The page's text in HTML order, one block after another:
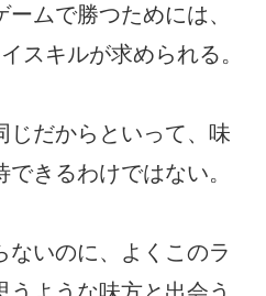
ムで勝つためには、
スキルが求められる。
だからといって、味
きるわけではない。
いのに、よくこのラ